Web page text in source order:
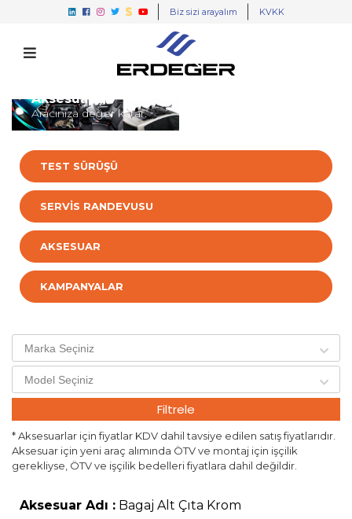
Biz sizi arayalım KVKK
Aksesuarlar
Aracınıza değer katar.
TEST SÜRÜŞÜ
SERVİS RANDEVUSU
AKSESUAR
KAMPANYALAR
Filtrele
* Aksesuarlar için fiyatlar KDV dahil tavsiye edilen satış fiyatlarıdır.
Aksesuar için yeni araç alımında ÖTV ve montaj için işçilik
gerekliyse, ÖTV ve işçilik bedelleri fiyatlara dahil değildir.
Aksesuar Adı : Bagaj Alt Çıta Krom